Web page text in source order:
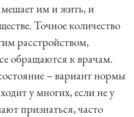
мешает им и жить, и
Точное количество
расстройством,
обращаются к врачам.
– вариант нормы
у многих, если не у
признаться, часто